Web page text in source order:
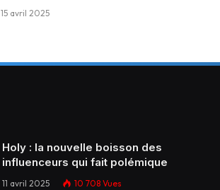
15 avril 2025
Holy : la nouvelle boisson des
influenceurs qui fait polémique
11 avril 2025 10 708 Vues